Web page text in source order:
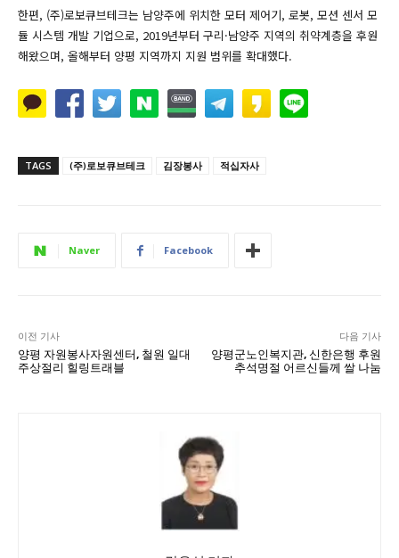
한편, (주)로보큐브테크는 남양주에 위치한 모터 제어기, 로봇, 모션 센서 모
듈 시스템 개발 기업으로, 2019년부터 구리·남양주 지역의 취약계층을 후원
해왔으며, 올해부터 양평 지역까지 지원 범위를 확대했다.
TAGS (주)로보큐브테크 김장봉사 적십자사
Naver Facebook
이전 기사
양평 자원봉사자원센터, 철원 일대
주상절리 힐링트래블
다음 기사
양평군노인복지관, 신한은행 후원
추석명절 어르신들께 쌀 나눔